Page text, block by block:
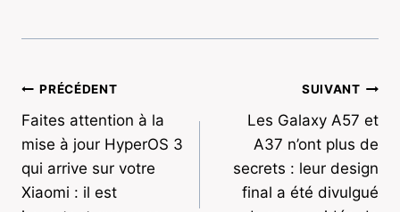
Navigation
de
l’article
PRÉCÉDENT
Faites attention à la
mise à jour HyperOS 3
qui arrive sur votre
Xiaomi : il est
SUIVANT
Les Galaxy A57 et
A37 n’ont plus de
secrets : leur design
final a été divulgué